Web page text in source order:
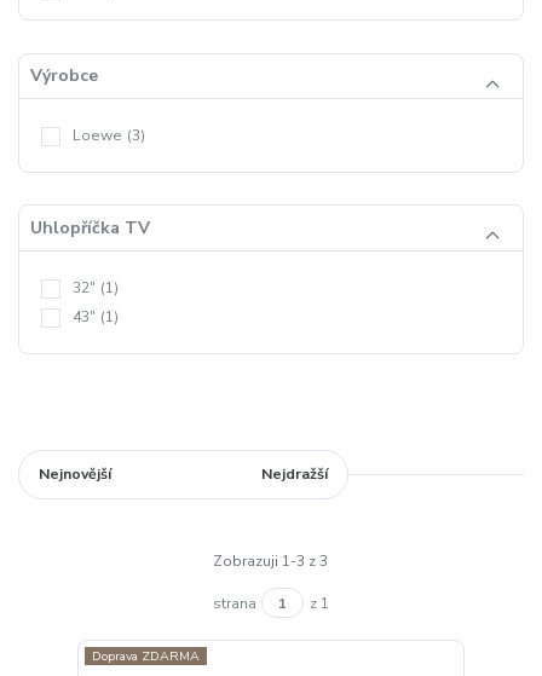
Výrobce
Loewe (3)
Uhlopříčka TV
32" (1)
43" (1)
Nejnovější Nejdražší
Zobrazuji 1-3 z 3
strana z 1
Doprava ZDARMA